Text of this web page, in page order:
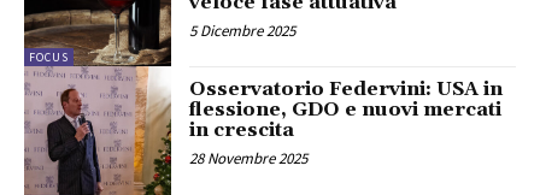
FOCUS
5 Dicembre 2025
Osservatorio Federvini: USA in
flessione, GDO e nuovi mercati
in crescita
28 Novembre 2025